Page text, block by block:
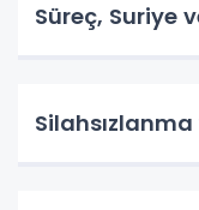
Süreç, Suriye